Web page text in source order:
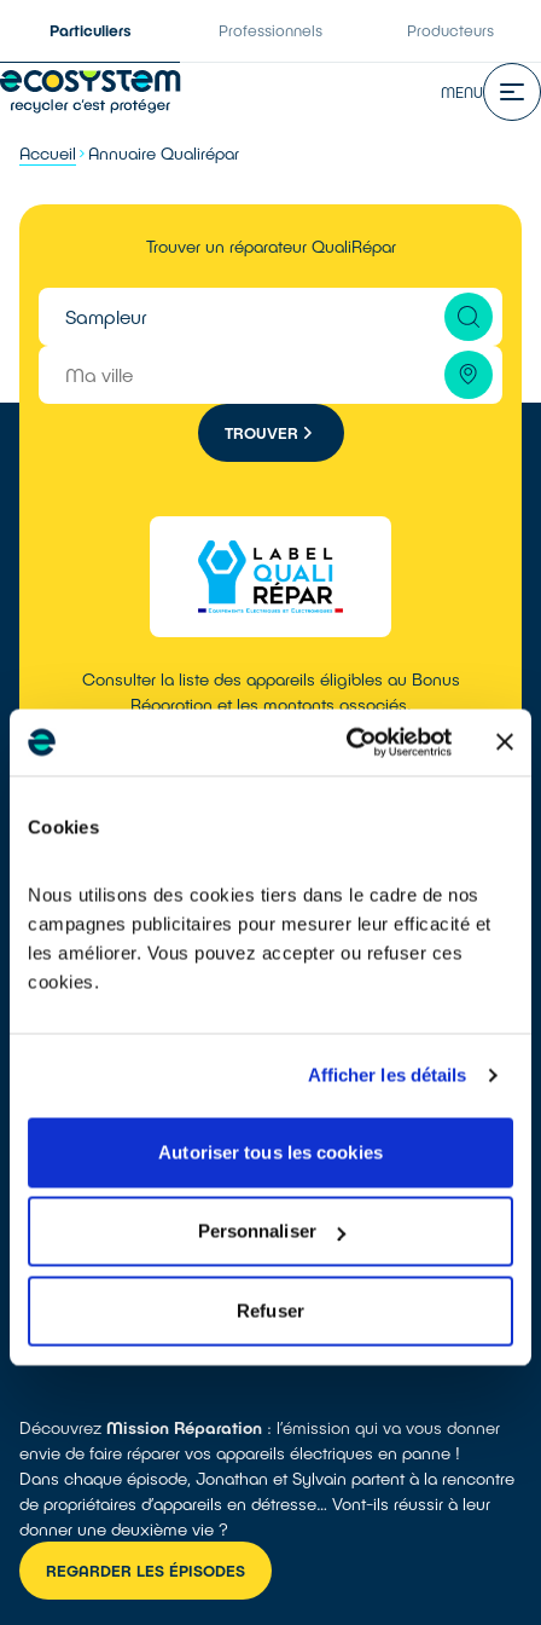
Cookies
Nous utilisons des cookies tiers dans le cadre de nos
campagnes publicitaires pour mesurer leur efficacité et
les améliorer. Vous pouvez accepter ou refuser ces
cookies.
Afficher les détails
Autoriser tous les cookies
Personnaliser
Refuser
Particuliers Professionnels Producteurs
MENU
Accueil Annuaire Qualirépar
Trouver un réparateur QualiRépar
TROUVER
Consulter la liste des appareils éligibles au Bonus
Réparation et les montants associés.
MASQUER LA RECHERCHE
Consulter les montants des Bonus Réparation
Toutes les réponses à vos questions sur la réparation
Découvrez Mission Réparation : l’émission qui va vous donner
envie de faire réparer vos appareils électriques en panne !
Dans chaque épisode, Jonathan et Sylvain partent à la rencontre
de propriétaires d’appareils en détresse… Vont-ils réussir à leur
donner une deuxième vie ?
REGARDER LES ÉPISODES